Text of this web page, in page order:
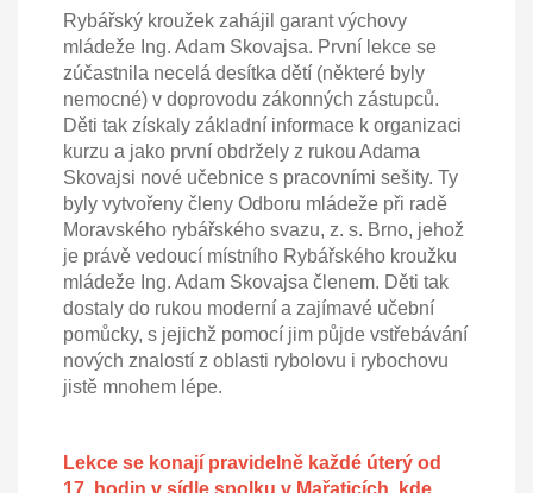
Rybářský kroužek zahájil garant výchovy
mládeže Ing. Adam Skovajsa. První lekce se
zúčastnila necelá desítka dětí (některé byly
nemocné) v doprovodu zákonných zástupců.
Děti tak získaly základní informace k organizaci
kurzu a jako první obdržely z rukou Adama
Skovajsi nové učebnice s pracovními sešity. Ty
byly vytvořeny členy Odboru mládeže při radě
Moravského rybářského svazu, z. s. Brno, jehož
je právě vedoucí místního Rybářského kroužku
mládeže Ing. Adam Skovajsa členem. Děti tak
dostaly do rukou moderní a zajímavé učební
pomůcky, s jejichž pomocí jim půjde vstřebávání
nových znalostí z oblasti rybolovu i rybochovu
jistě mnohem lépe.
Lekce se konají pravidelně každé úterý od
17. hodin v sídle spolku v Mařaticích, kde